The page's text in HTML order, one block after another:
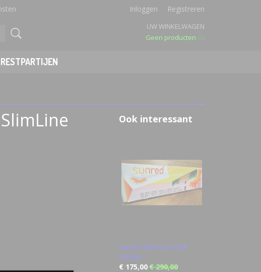
Inloggen Registreren
UW WINKELWAGEN
Geen producten (0)
RESTPARTIJEN
Ook interessant
Sunred SlimLine Wall
1800W
€ 175,00€ 290,00